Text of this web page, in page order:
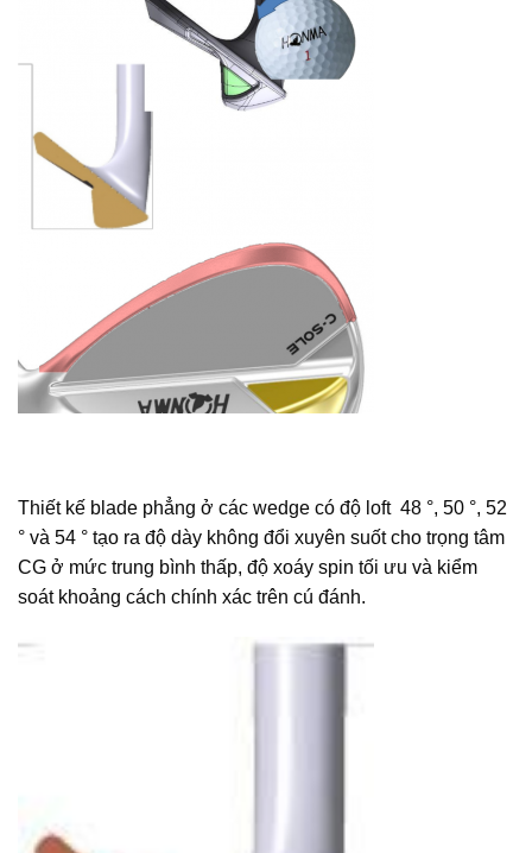
Thiết kế blade phẳng ở các wedge có độ loft 48 °, 50 °, 52
° và 54 ° tạo ra độ dày không đổi xuyên suốt cho trọng tâm
CG ở mức trung bình thấp, độ xoáy spin tối ưu và kiểm
soát khoảng cách chính xác trên cú đánh.